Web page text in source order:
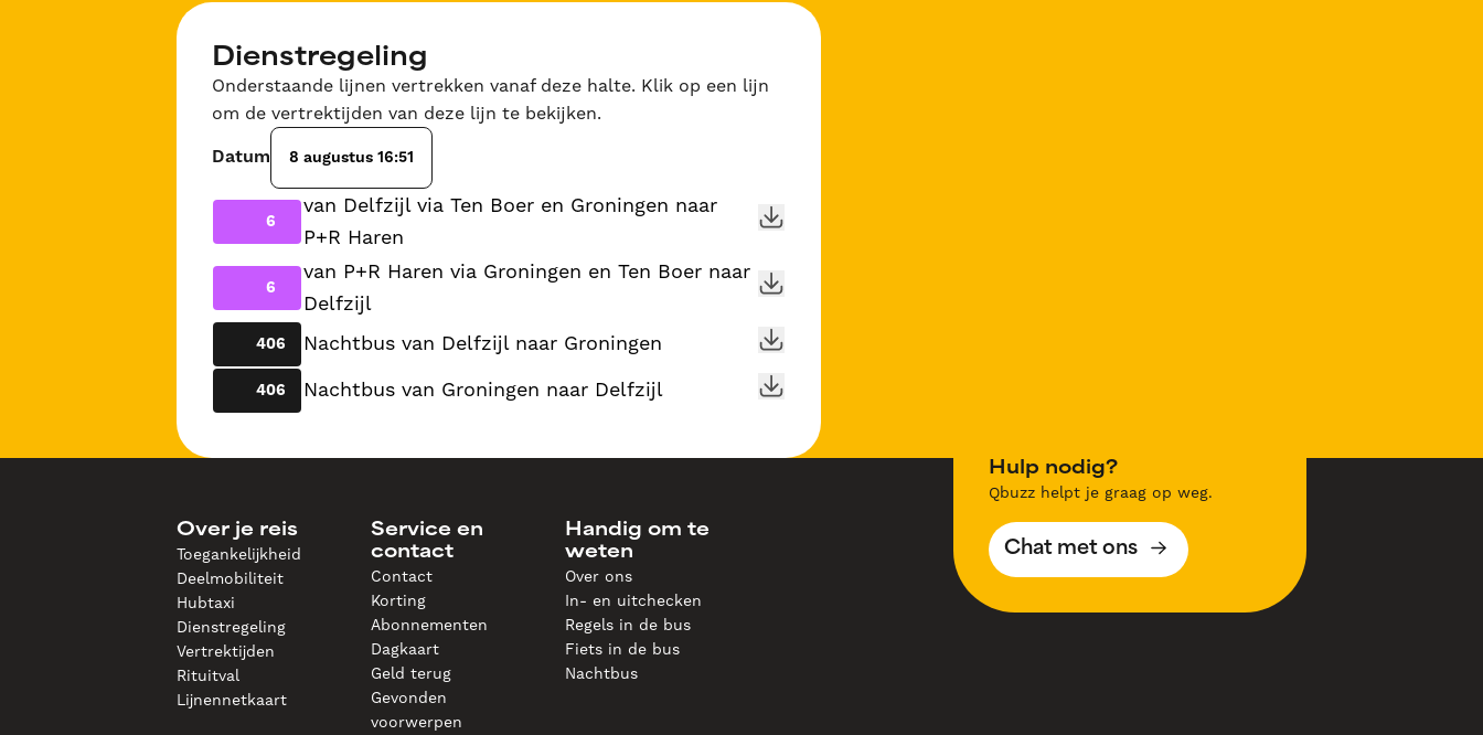
Dienstregeling
Onderstaande lijnen vertrekken vanaf deze halte. Klik op een lijn
om de vertrektijden van deze lijn te bekijken.
Datum 8 augustus 16:51
6
van Delfzijl via Ten Boer en Groningen naar
P+R Haren
6
van P+R Haren via Groningen en Ten Boer naar
Delfzijl
406 Nachtbus van Delfzijl naar Groningen
406 Nachtbus van Groningen naar Delfzijl
Over je reis
Toegankelijkheid
Deelmobiliteit
Hubtaxi
Dienstregeling
Vertrektijden
Rituitval
Lijnennetkaart
Service en
contact
Contact
Korting
Abonnementen
Dagkaart
Geld terug
Gevonden
voorwerpen
Handig om te
weten
Over ons
In- en uitchecken
Regels in de bus
Fiets in de bus
Nachtbus
Hulp nodig?
Qbuzz helpt je graag op weg.
Chat met ons